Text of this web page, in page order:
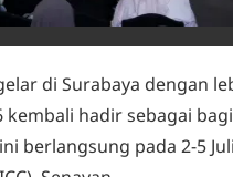
di Surabaya dengan
kembali hadir sebagai
berlangsung pada 2-5